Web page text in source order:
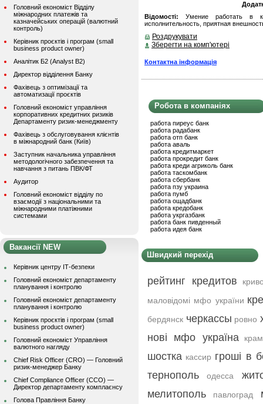
Головний економіст Відділу
міжнародних платежів та
казначейських операцій (валютний
контроль)
Керівник проєктів і програм (small
business product owner)
Аналітик Б2 (Analyst B2)
Директор відділення Банку
Фахівець з оптимізації та
автоматизації проєктів
Головний економіст управління
корпоративних кредитних ризиків
Департаменту ризик-менеджменту
Фахівець з обслуговування клієнтів
в міжнародний банк (Київ)
Заступник начальника управління
методологічного забезпечення та
навчання з питань ПВК/ФТ
Аудитор
Головний економіст відділу по
взаємодії з національними та
міжнародними платіжними
системами
Вакансії NEW
Керівник центру ІТ-безпеки
Головний економіст департаменту
планування і контролю
Головний економіст департаменту
планування і контролю
Керівник проєктів і програм (small
business product owner)
Головний економіст Управління
валютного нагляду
Chief Risk Officer (CRO) — Головний
ризик-менеджер Банку
Chief Compliance Officer (CCO) —
Директор департаменту комплаєнсу
Голова Правління Банку
Відомості: Умение работать в
исполнительность, приятная
Роздрукувати
Зберегти на комп'ютері
Контактна інформація
Робота в компаніях
работа пиреус банк
работа радабанк
работа отп банк
работа аваль
работа кредитмаркет
работа прокредит банк
работа креди агриколь банк
работа таскомбанк
работа сбербанк
работа пзу украина
работа пумб
работа ощадбанк
работа кредобанк
работа укргазбанк
работа банк пивденный
работа идея банк
Швидкий перехід
рейтинг кредитов
маловідомі мфо україни
бердянск черкассы ровно
нові мфо україна
шостка кассир гроші в
тернополь
одесса
мелитополь
павлоград